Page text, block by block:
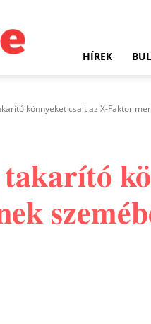
HÍREK
könnyeket csalt az X-Faktor
takarító